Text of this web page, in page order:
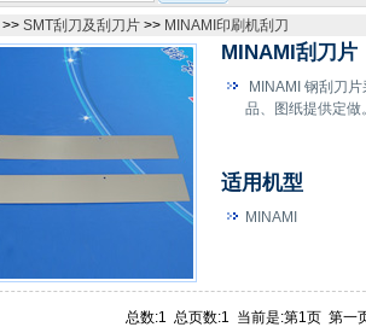
>> SMT刮刀及刮刀片 >> MINAMI印刷机刮刀
MINAMI刮刀片
MINAMI 钢刮刀
品、图纸提供定做。
适用机型
MINAMI
总数:1 总页数:1 当前是:第1页 第